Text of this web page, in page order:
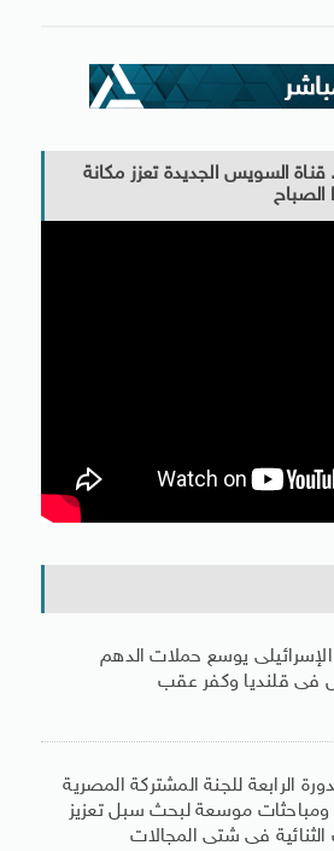
السويس الجديدة تعزز مكانة
الصباح
الإسرائيلى يوسع حملات الدهم
فى قلنديا وكفر عقب
الرابعة للجنة المشتركة المصرية
ومباحثات موسعة لبحث سبل تعزيز
الثنائية فى شتى المجالات